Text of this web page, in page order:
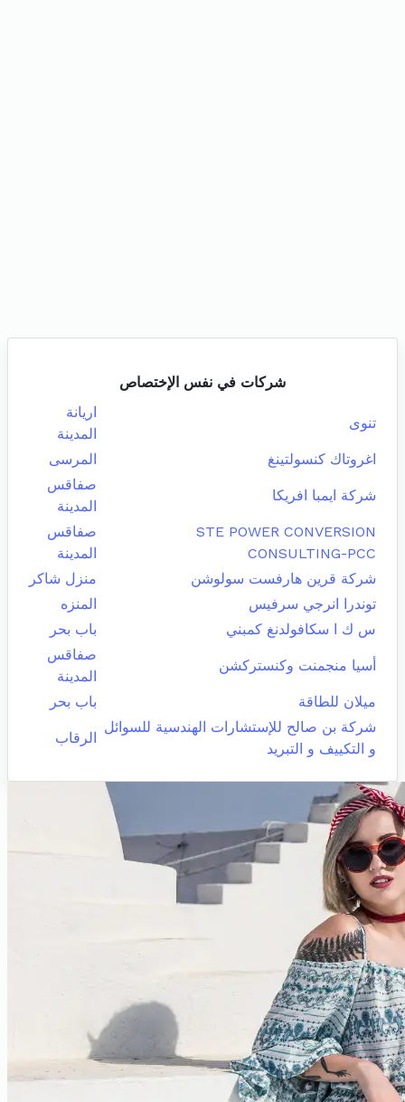
شركات في نفس الإختصاص
تنوى
اريانة
المدينة
اغروتاك كنسولتينغ
المرسى
شركة ايمبا افريكا
صفاقس
المدينة
STE POWER CONVERSION
CONSULTING-PCC
صفاقس
المدينة
شركة قرين هارفست سولوشن
منزل شاكر
توندرا انرجي سرفيس
المنزه
س ك ا سكافولدنغ كمبني
باب بحر
أسيا منجمنت وكنستركشن
صفاقس
المدينة
ميلان للطاقة
باب بحر
شركة بن صالح للإستشارات الهندسية للسوائل
و التكييف و التبريد
الرقاب